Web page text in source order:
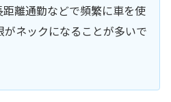
離通勤などで頻繁に車を使
がネックになることが多いで